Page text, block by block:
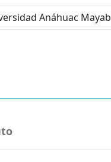
Anáhuac Mayab